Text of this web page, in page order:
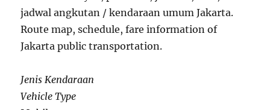
jadwal angkutan / kendaraan umum Jakarta.
Route map, schedule, fare information of
Jakarta public transportation.
Jenis Kendaraan
Vehicle Type